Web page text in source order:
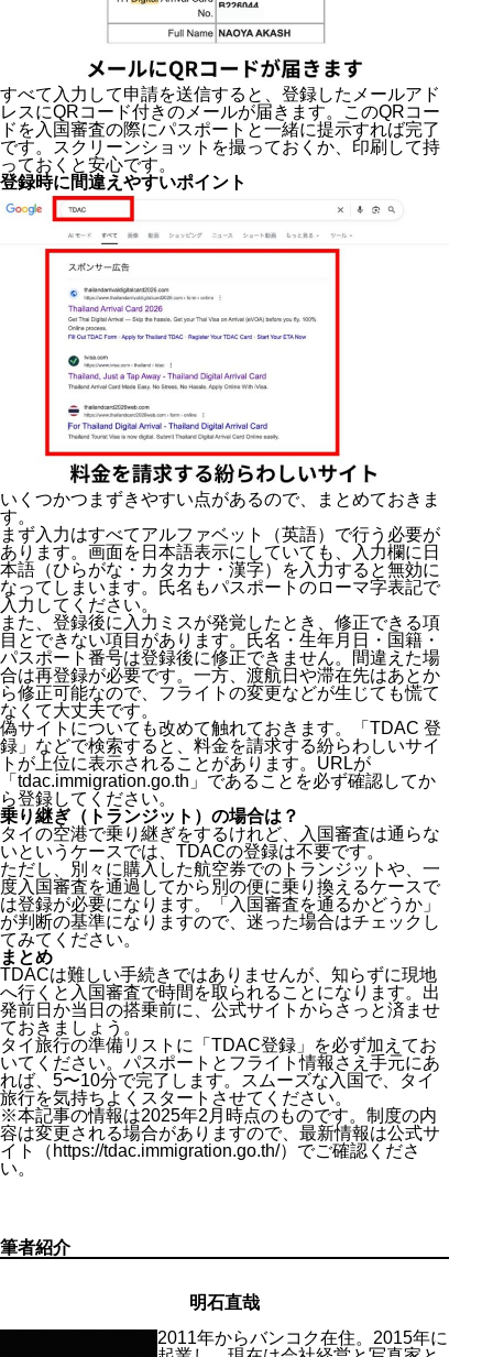
すべて入力して申請を送信すると、登録したメールアド
レスにQRコード付きのメールが届きます。このQRコー
ドを入国審査の際にパスポートと一緒に提示すれば完了
です。スクリーンショットを撮っておくか、印刷して持
っておくと安心です。
登録時に間違えやすいポイント
いくつかつまずきやすい点があるので、まとめておきま
す。
まず入力はすべてアルファベット（英語）で行う必要が
あります。画面を日本語表示にしていても、入力欄に日
本語（ひらがな・カタカナ・漢字）を入力すると無効に
なってしまいます。氏名もパスポートのローマ字表記で
入力してください。
また、登録後に入力ミスが発覚したとき、修正できる項
目とできない項目があります。氏名・生年月日・国籍・
パスポート番号は登録後に修正できません。間違えた場
合は再登録が必要です。一方、渡航日や滞在先はあとか
ら修正可能なので、フライトの変更などが生じても慌て
なくて大丈夫です。
偽サイトについても改めて触れておきます。「TDAC 登
録」などで検索すると、料金を請求する紛らわしいサイ
トが上位に表示されることがあります。URLが
「tdac.immigration.go.th」であることを必ず確認してか
ら登録してください。
乗り継ぎ（トランジット）の場合は？
タイの空港で乗り継ぎをするけれど、入国審査は通らな
いというケースでは、TDACの登録は不要です。
ただし、別々に購入した航空券でのトランジットや、一
度入国審査を通過してから別の便に乗り換えるケースで
は登録が必要になります。「入国審査を通るかどうか」
が判断の基準になりますので、迷った場合はチェックし
てみてください。
まとめ
TDACは難しい手続きではありませんが、知らずに現地
へ行くと入国審査で時間を取られることになります。出
発前日か当日の搭乗前に、公式サイトからさっと済ませ
ておきましょう。
タイ旅行の準備リストに「TDAC登録」を必ず加えてお
いてください。パスポートとフライト情報さえ手元にあ
れば、5〜10分で完了します。スムーズな入国で、タイ
旅行を気持ちよくスタートさせてください。
※本記事の情報は2025年2月時点のものです。制度の内
容は変更される場合がありますので、最新情報は公式サ
イト（https://tdac.immigration.go.th/）でご確認くださ
い。
筆者紹介
明石直哉
2011年からバンコク在住。2015年に